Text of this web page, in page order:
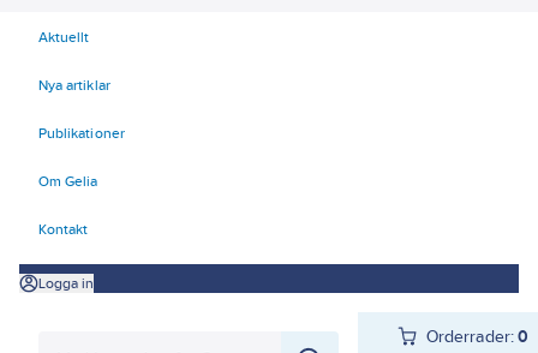
Aktuellt
Nya artiklar
Publikationer
Om Gelia
Kontakt
Logga in
Orderrader:0